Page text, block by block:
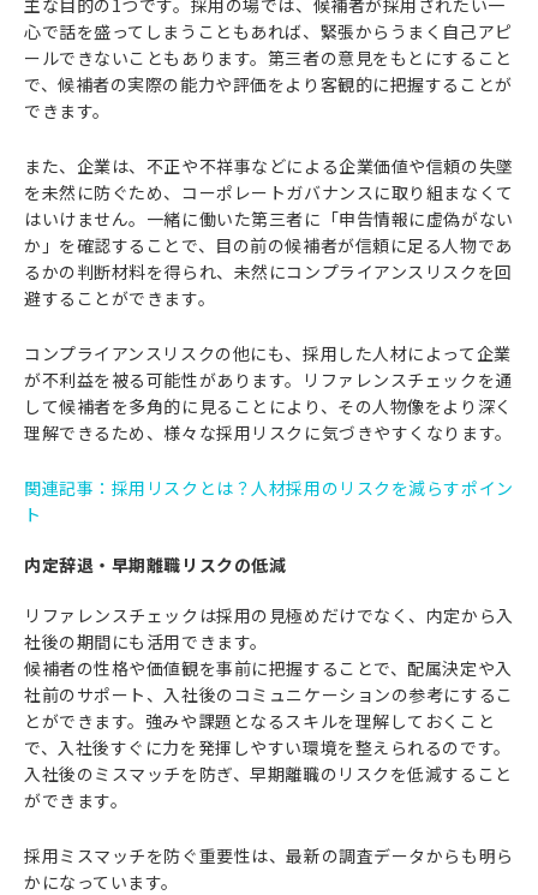
心で話を盛ってしまうこともあれば、緊張からうまく自己アピ
ールできないこともあります。第三者の意見をもとにすること
で、候補者の実際の能力や評価をより客観的に把握することが
できます。
また、企業は、不正や不祥事などによる企業価値や信頼の失墜
を未然に防ぐため、コーポレートガバナンスに取り組まなくて
はいけません。一緒に働いた第三者に「申告情報に虚偽がない
か」を確認することで、目の前の候補者が信頼に足る人物であ
るかの判断材料を得られ、未然にコンプライアンスリスクを回
避することができます。
コンプライアンスリスクの他にも、採用した人材によって企業
が不利益を被る可能性があります。リファレンスチェックを通
して候補者を多角的に見ることにより、その人物像をより深く
理解できるため、様々な採用リスクに気づきやすくなります。
関連記事： 採用リスクとは？人材採用のリスクを減らすポイン
ト
内定辞退・早期離職リスクの低減
リファレンスチェックは採用の見極めだけでなく、内定から入
社後の期間にも活用できます。
候補者の性格や価値観を事前に把握することで、配属決定や入
社前のサポート、入社後のコミュニケーションの参考にするこ
とができます。強みや課題となるスキルを理解しておくこと
で、入社後すぐに力を発揮しやすい環境を整えられるのです。
入社後のミスマッチを防ぎ、早期離職のリスクを低減すること
ができます。
採用ミスマッチを防ぐ重要性は、最新の調査データからも明ら
かになっています。